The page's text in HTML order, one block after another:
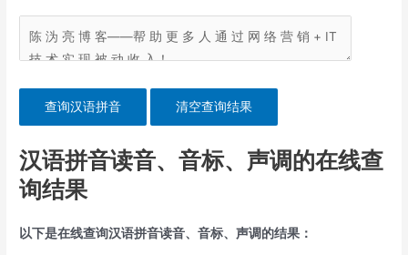
汉语拼音读音、音标、声调的在线查
询结果
以下是在线查询汉语拼音读音、音标、声调的结果：